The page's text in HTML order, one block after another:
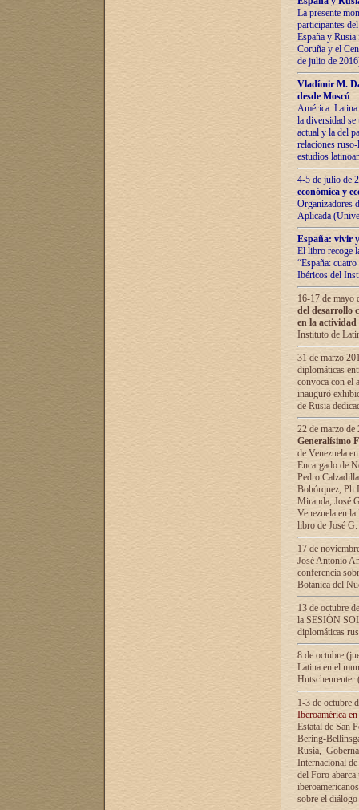
La presente
participantes
España y
Coruña y el
de julio de
Vladímir М.
desde Moscú.
América Latina
la diversidad
actual у lа del
relaciones
estudios
4-5 de julio de
económica y
Organizadores
Aplicada
España: vivir
El libro recoge
“España:
Ibéricos del
16-17 de mayo
del desarrollo
en la
Instituto de
31 de marzo
diplomáticas
convoca con el
inauguró
de Rusia
22 de marzo
Generalísimo
de Venezuela
Encargado de
Pedro
Bohórquez,
Miranda, José
Venezuela en
libro de José
17 de
José Antonio
conferencia
Botánica del
13 de octubre
la SESIÓN
diplomáticas
8 de octubre
Latina en el
1-3 de octubre
Iberoamérica
Estatal de San
Bering-
Rusia,
Internacional
del Foro
sobre el